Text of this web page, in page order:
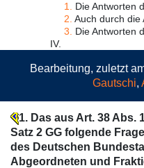
1.
Die Antworten
2. Auch durch die
3.
Die Antworten
IV.
Bearbeitung, zuletzt
Gautschi,
1. Das aus Art. 38 Abs.
Satz 2 GG folgende
des Deutschen
Abgeordneten und